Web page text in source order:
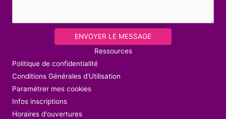
ENVOYER LE MESSAGE
Ressources
Politique de confidentialité
Conditions Générales d'Utilisation
Paramétrer mes cookies
Infos inscriptions
Horaires d'ouvertures